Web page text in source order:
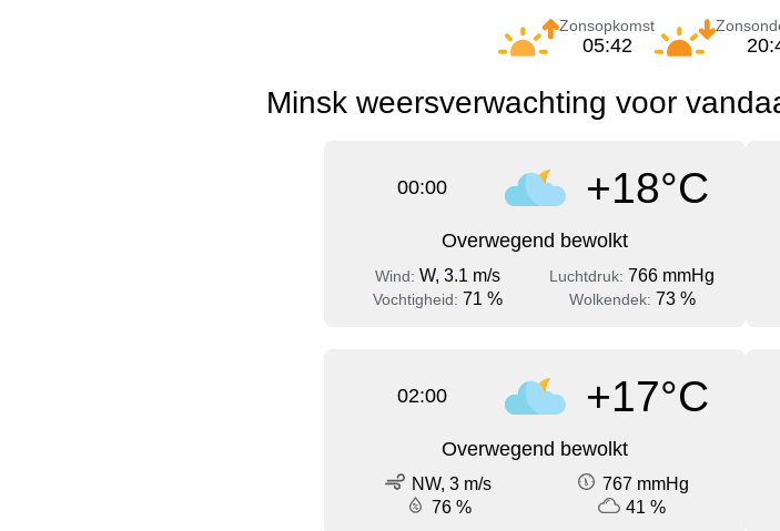
Zonsopkomst
05:42
Minsk weersverwachting voor
00:00 +18°C
Overwegend bewolkt
Wind: W, 3.1 m/s Luchtdruk: 766 mmHg
Vochtigheid: 71 % Wolkendek: 73 %
02:00 +17°C
Overwegend bewolkt
NW, 3 m/s
767 mmHg
76 %
41 %